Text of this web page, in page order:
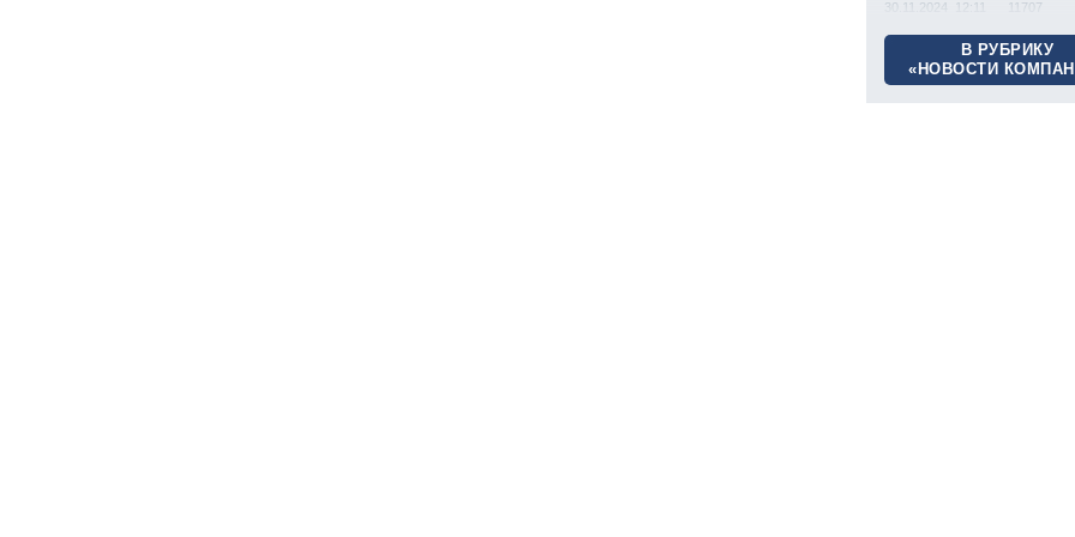
30.11.2024 12:11 11707
В РУБРИКУ
«НОВОСТИ